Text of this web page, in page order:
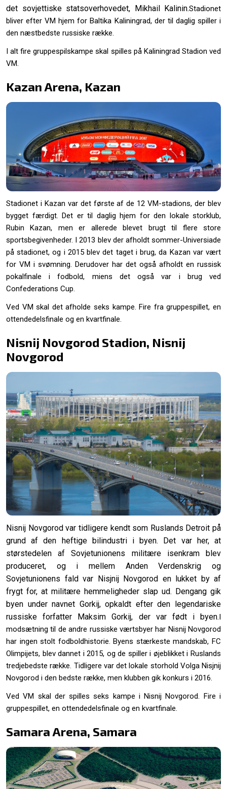
det sovjettiske statsoverhovedet, Mikhail Kalinin.Stadionet
bliver efter VM hjem for Baltika Kaliningrad, der til daglig spiller i
den næstbedste russiske række.
I alt fire gruppespilskampe skal spilles på Kaliningrad Stadion ved
VM.
Kazan Arena, Kazan
Stadionet i Kazan var det første af de 12 VM-stadions, der blev
bygget færdigt. Det er til daglig hjem for den lokale storklub,
Rubin Kazan, men er allerede blevet brugt til flere store
sportsbegivenheder. I 2013 blev der afholdt sommer-Universiade
på stadionet, og i 2015 blev det taget i brug, da Kazan var vært
for VM i svømning. Derudover har det også afholdt en russisk
pokalfinale i fodbold, miens det også var i brug ved
Confederations Cup.
Ved VM skal det afholde seks kampe. Fire fra gruppespillet, en
ottendedelsfinale og en kvartfinale.
Nisnij Novgorod Stadion, Nisnij
Novgorod
Nisnij Novgorod var tidligere kendt som Ruslands Detroit på
grund af den heftige bilindustri i byen. Det var her, at
størstedelen af Sovjetunionens militære isenkram blev
produceret, og i mellem Anden Verdenskrig og
Sovjetunionens fald var Nisjnij Novgorod en lukket by af
frygt for, at militære hemmeligheder slap ud. Dengang gik
byen under navnet Gorkij, opkaldt efter den legendariske
russiske forfatter Maksim Gorkij, der var født i byen.I
modsætning til de andre russiske værtsbyer har Nisnij Novgorod
har ingen stolt fodboldhistorie. Byens stærkeste mandskab, FC
Olimpijets, blev dannet i 2015, og de spiller i øjeblikket i Ruslands
tredjebedste række. Tidligere var det lokale storhold Volga Nisjnij
Novgorod i den bedste række, men klubben gik konkurs i 2016.
Ved VM skal der spilles seks kampe i Nisnij Novgorod. Fire i
gruppespillet, en ottendedelsfinale og en kvartfinale.
Samara Arena, Samara